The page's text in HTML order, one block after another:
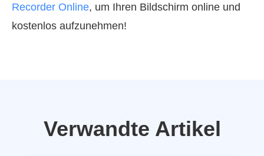
Recorder Online, um Ihren Bildschirm online und
kostenlos aufzunehmen!
Verwandte Artikel